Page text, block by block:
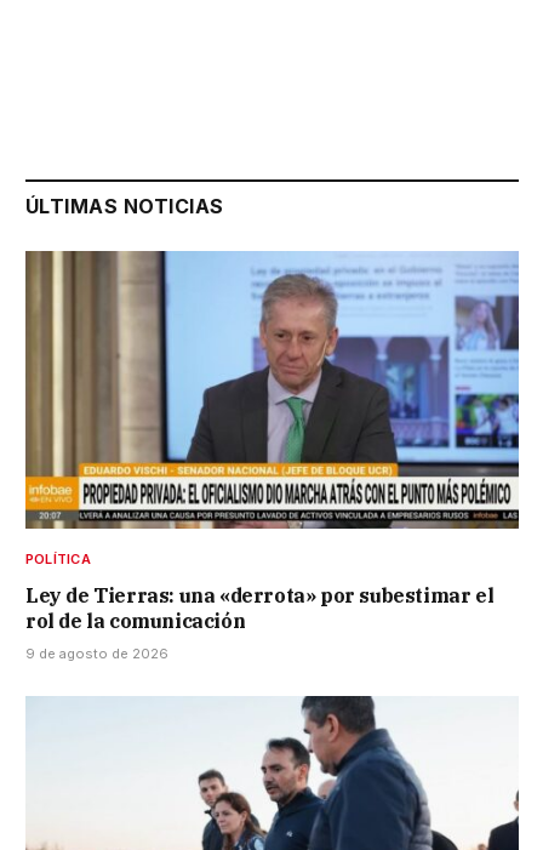
ÚLTIMAS NOTICIAS
POLÍTICA
Ley de Tierras: una «derrota» por subestimar el
rol de la comunicación
9 de agosto de 2026